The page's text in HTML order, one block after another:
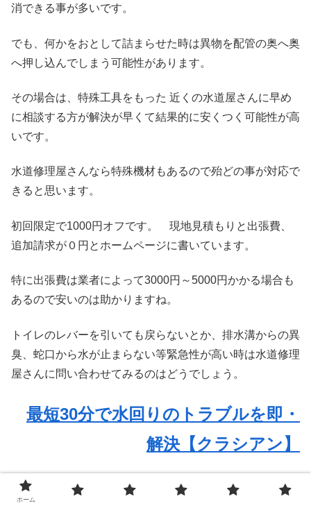
消できる事が多いです。
でも、何かをおとして詰まらせた時は異物を配管の奥へ奥
へ押し込んでしまう可能性があります。
その場合は、特殊工具をもった 近くの水道屋さんに早め
に相談する方が解決が早くて結果的に安くつく可能性が高
いです。
水道修理屋さんなら特殊機材もあるので殆どの事が対応で
きると思います。
初回限定で1000円オフです。 現地見積もりと出張費、
追加請求が０円とホームページに書いています。
特に出張費は業者によって3000円～5000円かかる場合も
あるので安いのは助かりますね。
トイレのレバーを引いても戻らないとか、排水溝からの異
臭、蛇口から水が止まらない等緊急性が高い時は水道修理
屋さんに問い合わせてみるのはどうでしょう。
最短30分で水回りのトラブルを即・
解決【クラシアン】
ホーム